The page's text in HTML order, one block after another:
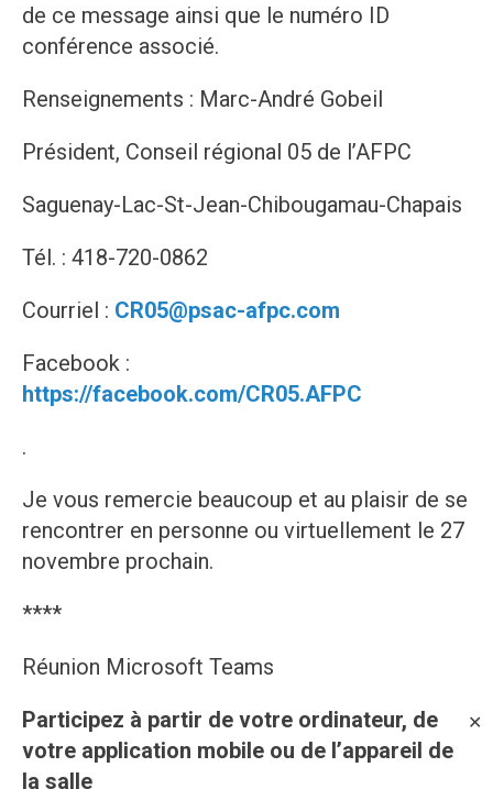
✕
de ce message ainsi que le numéro ID
conférence associé.
Renseignements : Marc-André Gobeil
Président, Conseil régional 05 de l’AFPC
Saguenay-Lac-St-Jean-Chibougamau-Chapais
Tél. : 418-720-0862
Courriel : CR05@psac-afpc.com
Facebook :
https://facebook.com/CR05.AFPC
.
Je vous remercie beaucoup et au plaisir de se
rencontrer en personne ou virtuellement le 27
novembre prochain.
****
Réunion Microsoft Teams
Participez à partir de votre ordinateur, de
votre application mobile ou de l’appareil de
la salle